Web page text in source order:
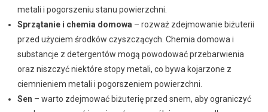
metali i pogorszeniu stanu powierzchni.
Sprzątanie i chemia domowa – rozważ zdejmowanie biżuterii
przed użyciem środków czyszczących. Chemia domowa i
substancje z detergentów mogą powodować przebarwienia
oraz niszczyć niektóre stopy metali, co bywa kojarzone z
ciemnieniem metali i pogorszeniem powierzchni.
Sen – warto zdejmować biżuterię przed snem, aby ograniczyć